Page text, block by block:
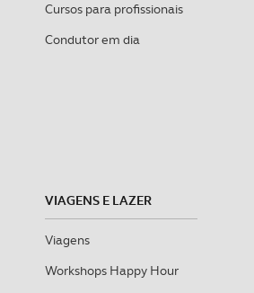
Cursos para profissionais
Condutor em dia
VIAGENS E LAZER
Viagens
Workshops Happy Hour